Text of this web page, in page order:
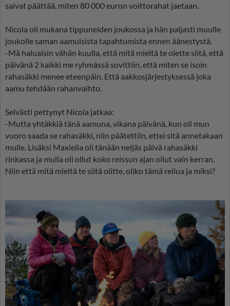
saivat päättää, miten 80 000 euron voittorahat jaetaan.
Nicola oli mukana tippuneiden joukossa ja hän paljasti muulle
joukolle saman aamuisista tapahtumista ennen äänestystä.
-Mä haluaisin vähän kuulla, että mitä mieltä te olette siitä, että
päivänä 2 kaikki me ryhmässä sovittiin, että miten se isoin
rahasäkki menee eteenpäin. Että aakkosjärjestyksessä joka
aamu tehdään rahanvaihto.
Selvästi pettynyt Nicola jatkaa:
-Mutta yhtäkkiä tänä aamuna, vikana päivänä, kun oli mun
vuoro saada se rahasäkki, niin päätettiin, ettei sitä annetakaan
mulle. Lisäksi Maxiella oli tänään neljäs päivä rahasäkki
rinkassa ja mulla oli ollut koko reissun ajan ollut vain kerran.
Niin että mitä mieltä te siitä olitte, oliko tämä reilua ja miksi?